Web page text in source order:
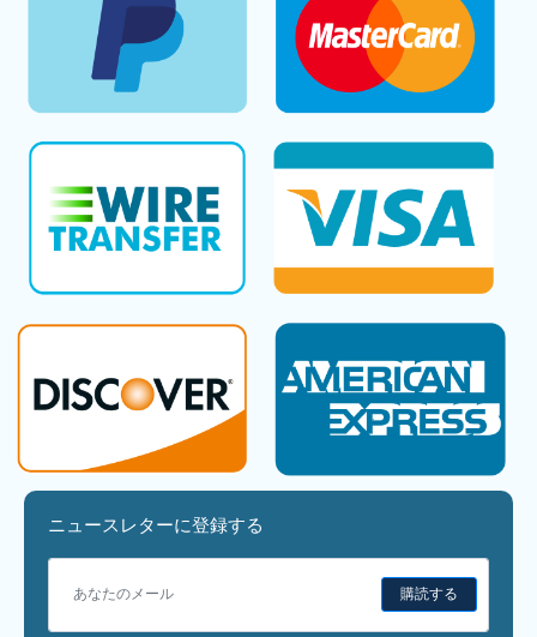
ニュースレターに登録する
購読する